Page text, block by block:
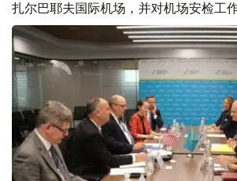
扎尔巴耶夫国际机场，并对机场安检工